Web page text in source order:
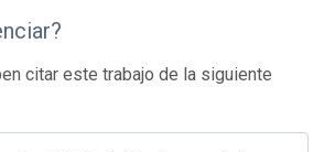
citar este trabajo de la siguiente